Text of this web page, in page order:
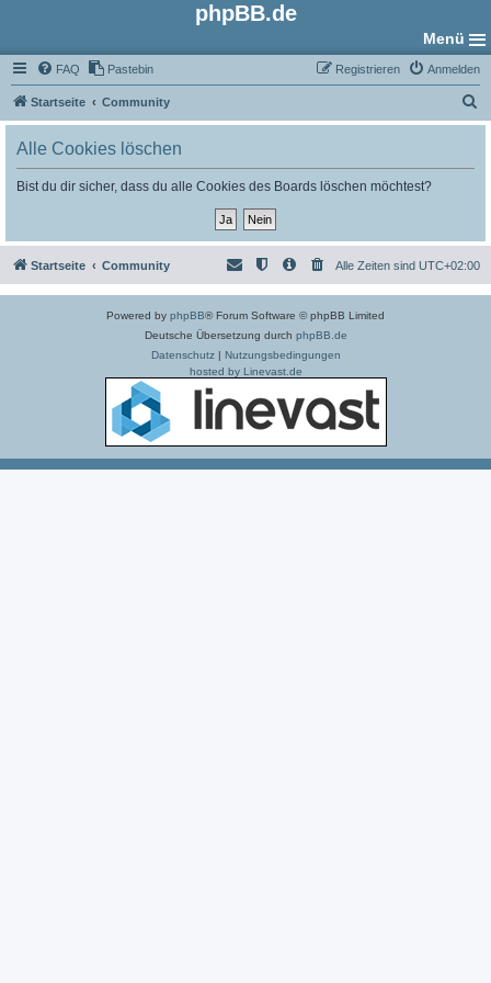
phpBB.de
Menü
FAQ Pastebin Anmelden
Registrieren
Startseite Community
u
Alle Cookies löschen
Bist du dir sicher, dass du alle Cookies des Boards löschen möchtest?
Startseite Community Alle Zeiten sind UTC+02:00
Powered by phpBB® Forum Software © phpBB Limited
Deutsche Übersetzung durch phpBB.de
Datenschutz| Nutzungsbedingungen
hosted by Linevast.de